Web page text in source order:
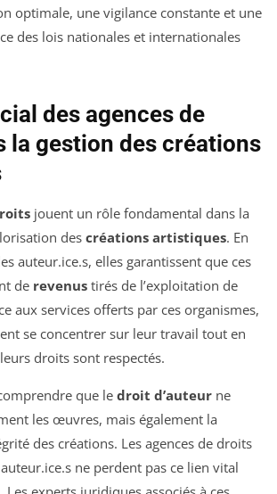
optimale, une vigilance constante et une
des lois nationales et internationales
des agences de
la gestion des créations
jouent un rôle fondamental dans la
des créations artistiques. En
auteur.ice.s, elles garantissent que ces
de revenus tirés de l’exploitation de
aux services offerts par ces organismes,
se concentrer sur leur travail tout en
droits sont respectés.
que le droit d’auteur ne
les œuvres, mais également la
des créations. Les agences de droits
ne perdent pas ce lien vital